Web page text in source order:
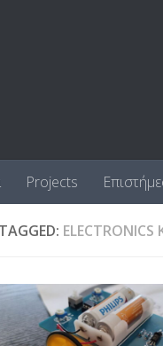
Projects
TAGGED: ELECTRONICS